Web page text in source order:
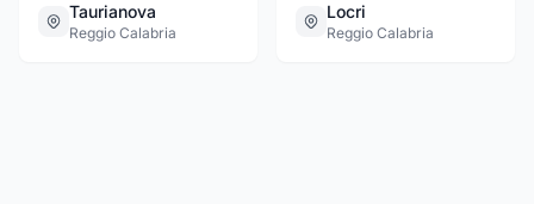
Taurianova
Reggio Calabria
Locri
Reggio Calabria